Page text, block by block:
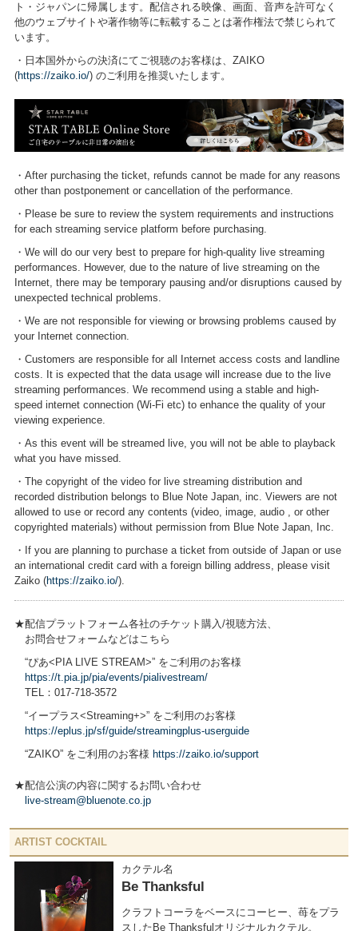
ト・ジャパンに帰属します。配信される映像、画面、音声を許可なく
他のウェブサイトや著作物等に転載することは著作権法で禁じられて
います。
・日本国外からの決済にてご視聴のお客様は、ZAIKO
(https://zaiko.io/) のご利用を推奨いたします。
・After purchasing the ticket, refunds cannot be made for any reasons
other than postponement or cancellation of the performance.
・Please be sure to review the system requirements and instructions
for each streaming service platform before purchasing.
・We will do our very best to prepare for high-quality live streaming
performances. However, due to the nature of live streaming on the
Internet, there may be temporary pausing and/or disruptions caused by
unexpected technical problems.
・We are not responsible for viewing or browsing problems caused by
your Internet connection.
・Customers are responsible for all Internet access costs and landline
costs. It is expected that the data usage will increase due to the live
streaming performances. We recommend using a stable and high-
speed internet connection (Wi-Fi etc) to enhance the quality of your
viewing experience.
・As this event will be streamed live, you will not be able to playback
what you have missed.
・The copyright of the video for live streaming distribution and
recorded distribution belongs to Blue Note Japan, inc. Viewers are not
allowed to use or record any contents (video, image, audio , or other
copyrighted materials) without permission from Blue Note Japan, Inc.
・If you are planning to purchase a ticket from outside of Japan or use
an international credit card with a foreign billing address, please visit
Zaiko (https://zaiko.io/).
★配信プラットフォーム各社のチケット購入/視聴方法、
お問合せフォームなどはこちら
“ぴあ<PIA LIVE STREAM>” をご利用のお客様
https://t.pia.jp/pia/events/pialivestream/
TEL：017-718-3572
“イープラス<Streaming+>” をご利用のお客様
https://eplus.jp/sf/guide/streamingplus-userguide
“ZAIKO” をご利用のお客様 https://zaiko.io/support
★配信公演の内容に関するお問い合わせ
live-stream@bluenote.co.jp
ARTIST COCKTAIL
カクテル名
Be Thanksful
クラフトコーラをベースにコーヒー、苺をプラ
スしたBe Thanksfulオリジナルカクテル。